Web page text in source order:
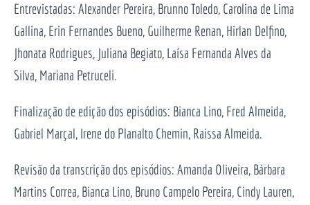
Entrevistadas: Alexander Pereira, Brunno Toledo, Carolina de Lima
Gallina, Erin Fernandes Bueno, Guilherme Renan, Hirlan Delfino,
Jhonata Rodrigues, Juliana Begiato, Laísa Fernanda Alves da
Silva, Mariana Petruceli.
Finalização de edição dos episódios: Bianca Lino, Fred Almeida,
Gabriel Marçal, Irene do Planalto Chemin, Raissa Almeida.
Revisão da transcrição dos episódios: Amanda Oliveira, Bárbara
Martins Correa, Bianca Lino, Bruno Campelo Pereira, Cindy Lauren,